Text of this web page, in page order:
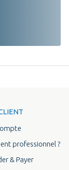
professionnel ?
& Payer